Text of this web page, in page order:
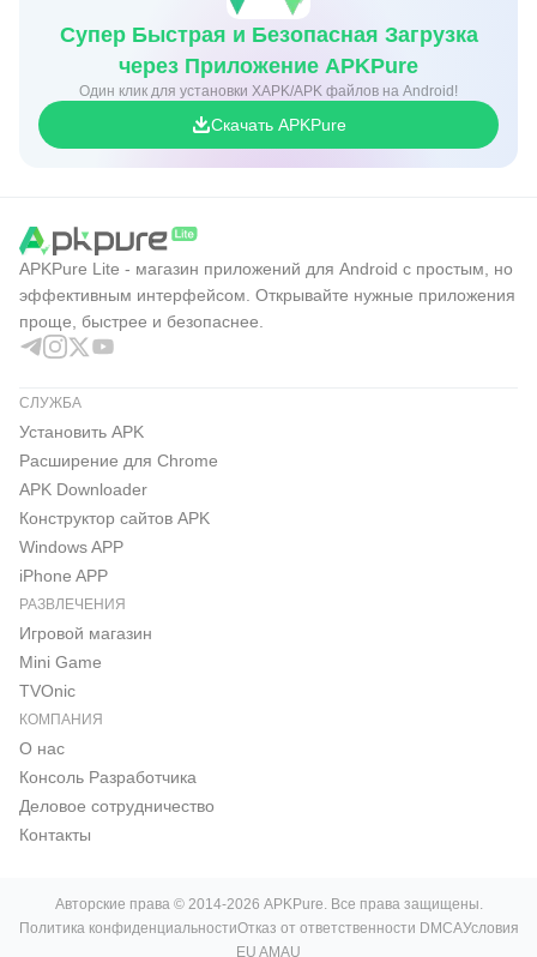
Супер Быстрая и Безопасная Загрузка
через Приложение APKPure
Один клик для установки XAPK/APK файлов на Android!
Скачать APKPure
APKPure Lite - магазин приложений для Android с простым, но
эффективным интерфейсом. Открывайте нужные приложения
проще, быстрее и безопаснее.
СЛУЖБА
Установить APK
Расширение для Chrome
APK Downloader
Конструктор сайтов APK
Windows APP
iPhone APP
РАЗВЛЕЧЕНИЯ
Игровой магазин
Mini Game
TVOnic
КОМПАНИЯ
О нас
Консоль Pазработчика
Деловое сотрудничество
Контакты
Авторские права © 2014-2026 APKPure. Все права защищены.
Политика конфиденциальностиОтказ от ответственности DMCAУсловия
EU AMAU